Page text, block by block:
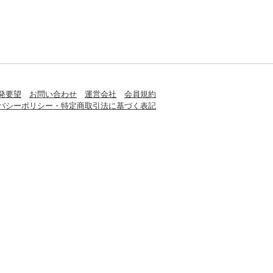
要望 お問い合わせ 運営会社
会員規約
シーポリシー・特定商取引法に基づく表記